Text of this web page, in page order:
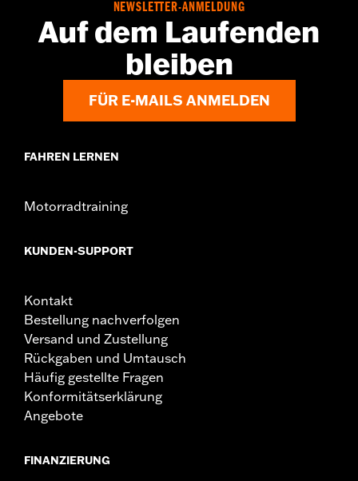
NEWSLETTER-ANMELDUNG
Auf dem Laufenden
bleiben
FÜR E-MAILS ANMELDEN
FAHREN LERNEN
Motorradtraining
KUNDEN-SUPPORT
Kontakt
Bestellung nachverfolgen
Versand und Zustellung
Rückgaben und Umtausch
Häufig gestellte Fragen
Konformitätserklärung
Angebote
FINANZIERUNG